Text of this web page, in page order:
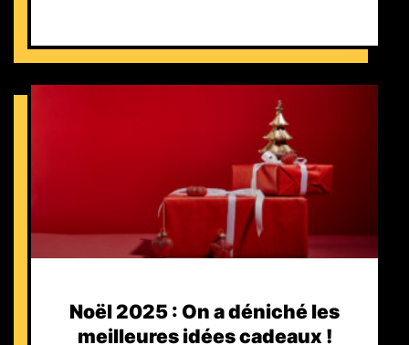
Noël 2025 : On a déniché les
meilleures idées cadeaux !